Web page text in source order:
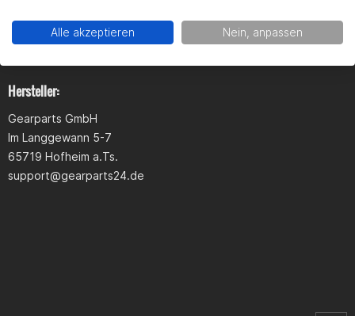
Produktsicherheit
Hersteller:
Gearparts GmbH
Im Langgewann 5-7
65719 Hofheim a.Ts.
support@gearparts24.de
Alle akzeptieren Nein, anpassen